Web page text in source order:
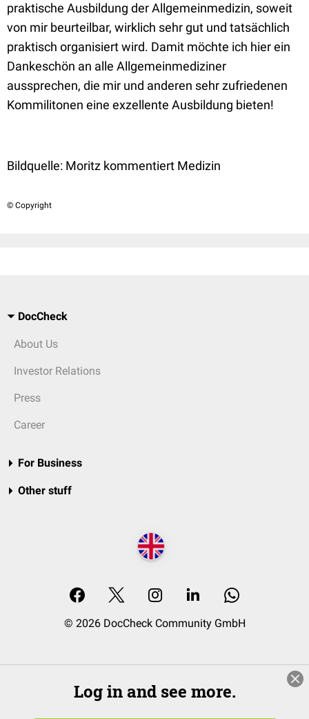
praktische Ausbildung der Allgemeinmedizin, soweit
von mir beurteilbar, wirklich sehr gut und tatsächlich
praktisch organisiert wird. Damit möchte ich hier ein
Dankeschön an alle Allgemeinmediziner
aussprechen, die mir und anderen sehr zufriedenen
Kommilitonen eine exzellente Ausbildung bieten!
Bildquelle: Moritz kommentiert Medizin
© Copyright
DocCheck
About Us
Investor Relations
Press
Career
For Business
Other stuff
© 2026 DocCheck Community GmbH
Log in and see more.